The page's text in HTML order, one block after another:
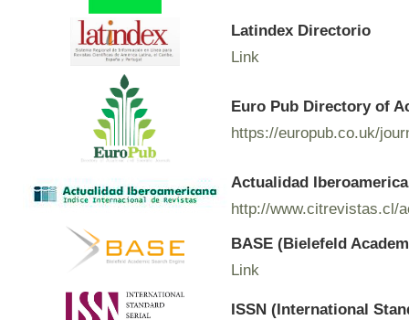
Latindex Directorio
Link
Euro Pub Directory of
https://europub.co.uk/
Actualidad
http://www.citrevistas.cl/
BASE (Bielefeld
Link
ISSN (International